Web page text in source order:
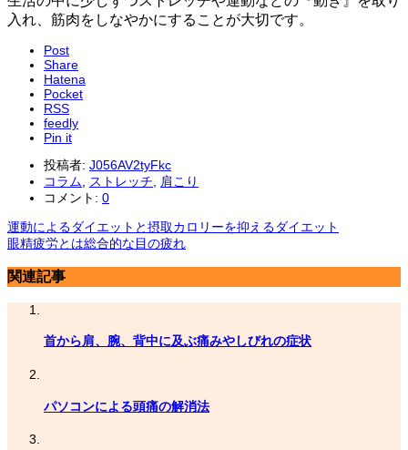
入れ、筋肉をしなやかにすることが大切です。
Post
Share
Hatena
Pocket
RSS
feedly
Pin it
投稿者: J056AV2tyFkc
コラム
ストレッチ
肩こり
コメント: 0
運動によるダイエットと摂取カロリーを抑えるダイエット
眼精疲労とは総合的な目の疲れ
関連記事
首から肩、腕、背中に及ぶ痛みやしびれの症状
パソコンによる頭痛の解消法